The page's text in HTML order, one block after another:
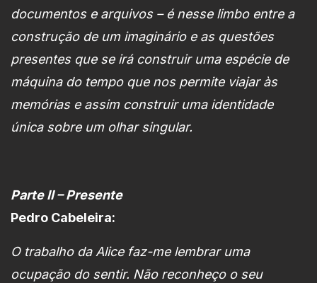
documentos e arquivos – é nesse limbo entre a
construção de um imaginário e as questões
presentes que se irá construir uma espécie de
máquina do tempo que nos permite viajar às
memórias e assim construir uma identidade
única sobre um olhar singular.
Parte II – Presente
Pedro Cabeleira:
O trabalho da Alice faz-me lembrar uma
ocupação do sentir. Não reconheço o seu